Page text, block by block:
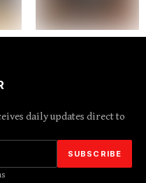
daily updates direct to